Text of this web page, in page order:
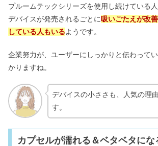
プルームテックシリーズを使用し続けている
デバイスが発売されるごとに 吸いごたえが改
している人もいるようです。
企業努力が、ユーザーにしっかりと伝わって
かりますね。
デバイスの小ささも、人気の理
す。
カプセルが濡れる＆ベタベタにな